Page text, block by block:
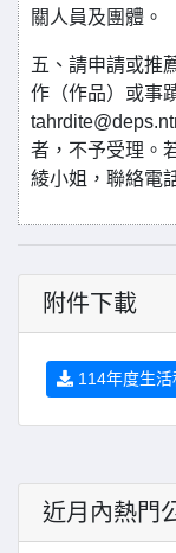
關人員及團體。
五、請申請或推
作（作品）或事
者，不予受理。
綾小姐，聯絡電
附件下載
114年度生
近月內熱門